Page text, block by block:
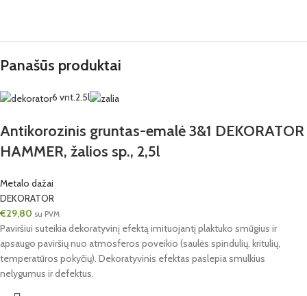
Panašūs produktai
6 vnt.2.5l
Antikorozinis gruntas-emalė 3&1 DEKORATOR
HAMMER, žalios sp., 2,5l
Metalo dažai
DEKORATOR
€29,80 su PVM
Paviršiui suteikia dekoratyvinį efektą imituojantį plaktuko smūgius ir
apsaugo paviršių nuo atmosferos poveikio (saulės spindulių, kritulių,
temperatūros pokyčių). Dekoratyvinis efektas paslepia smulkius
nelygumus ir defektus.